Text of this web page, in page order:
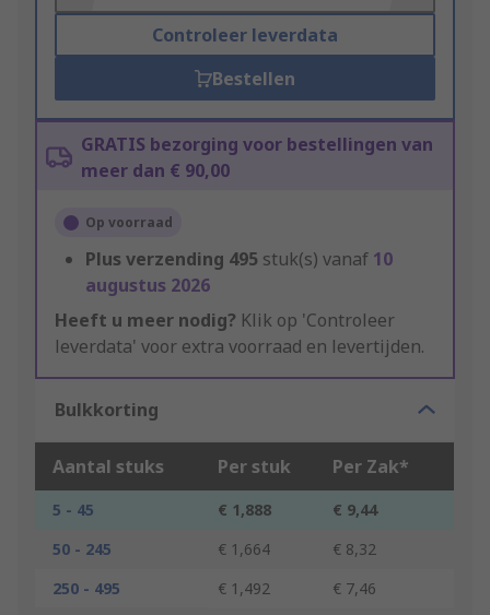
Controleer leverdata
Bestellen
GRATIS bezorging voor bestellingen van
meer dan € 90,00
Op voorraad
Plus verzending 495 stuk(s) vanaf 10
augustus 2026
Heeft u meer nodig? Klik op 'Controleer
leverdata' voor extra voorraad en levertijden.
Bulkkorting
Aantal stuks Per stuk Per Zak*
5 - 45 € 1,888
€ 9,44
50 - 245
€ 1,664
€ 8,32
250 - 495
€ 1,492
€ 7,46